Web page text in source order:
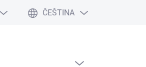
ČEŠTINA